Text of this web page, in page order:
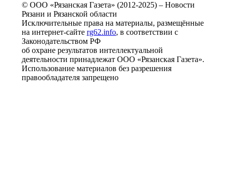
© ООО «Рязанская Газета» (2012-2025) – Новости
Рязани и Рязанской области
Исключительные права на материалы, размещённые
на интернет-сайте rg62.info, в соответствии с
Законодательством РФ
об охране результатов интеллектуальной
деятельности принадлежат ООО «Рязанская Газета».
Использование материалов без разрешения
правообладателя запрещено